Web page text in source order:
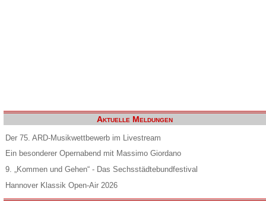
Aktuelle Meldungen
Der 75. ARD-Musikwettbewerb im Livestream
Ein besonderer Opernabend mit Massimo Giordano
9. „Kommen und Gehen“ - Das Sechsstädtebundfestival
Hannover Klassik Open-Air 2026